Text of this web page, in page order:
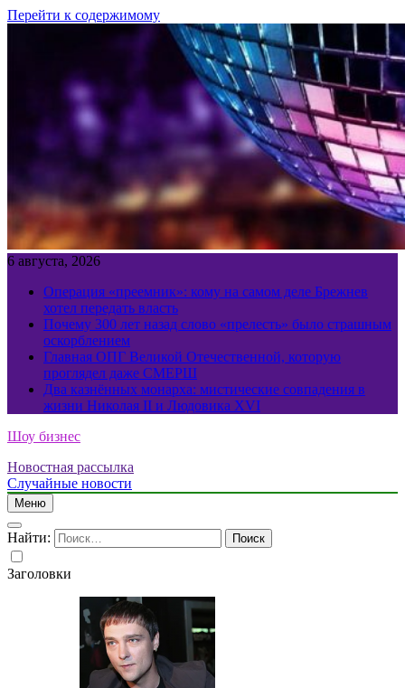
Перейти к содержимому
6 августа, 2026
Операция «преемник»: кому на самом деле Брежнев
хотел передать власть
Почему 300 лет назад слово «прелесть» было страшным
оскорблением
Главная ОПГ Великой Отечественной, которую
проглядел даже СМЕРШ
Два казнённых монарха: мистические совпадения в
жизни Николая II и Людовика XVI
Шоу бизнес
Новостная рассылка
Случайные новости
Меню
Найти:
Заголовки